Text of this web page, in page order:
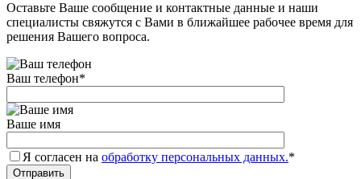
Оставьте Ваше сообщение и контактные данные и наши
специалисты свяжутся с Вами в ближайшее рабочее время для
решения Вашего вопроса.
Ваш телефон*
Ваше имя
Я согласен на обработку персональных данных.*